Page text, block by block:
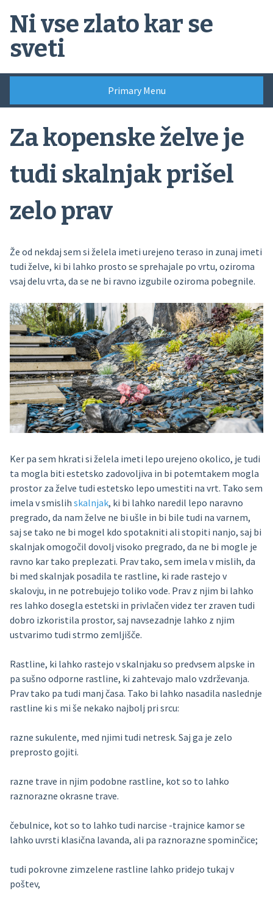
content
Ni vse zlato kar se
sveti
Primary Menu
Za kopenske želve je
tudi skalnjak prišel
zelo prav
Že od nekdaj sem si želela imeti urejeno teraso in zunaj imeti
tudi želve, ki bi lahko prosto se sprehajale po vrtu, oziroma
vsaj delu vrta, da se ne bi ravno izgubile oziroma pobegnile.
Ker pa sem hkrati si želela imeti lepo urejeno okolico, je tudi
ta mogla biti estetsko zadovoljiva in bi potemtakem mogla
prostor za želve tudi estetsko lepo umestiti na vrt. Tako sem
imela v smislih skalnjak, ki bi lahko naredil lepo naravno
pregrado, da nam želve ne bi ušle in bi bile tudi na varnem,
saj se tako ne bi mogel kdo spotakniti ali stopiti nanjo, saj bi
skalnjak omogočil dovolj visoko pregrado, da ne bi mogle je
ravno kar tako preplezati. Prav tako, sem imela v mislih, da
bi med skalnjak posadila te rastline, ki rade rastejo v
skalovju, in ne potrebujejo toliko vode. Prav z njim bi lahko
res lahko dosegla estetski in privlačen videz ter zraven tudi
dobro izkoristila prostor, saj navsezadnje lahko z njim
ustvarimo tudi strmo zemljišče.
Rastline, ki lahko rastejo v skalnjaku so predvsem alpske in
pa sušno odporne rastline, ki zahtevajo malo vzdrževanja.
Prav tako pa tudi manj časa. Tako bi lahko nasadila naslednje
rastline ki s mi še nekako najbolj pri srcu:
razne sukulente, med njimi tudi netresk. Saj ga je zelo
preprosto gojiti.
razne trave in njim podobne rastline, kot so to lahko
raznorazne okrasne trave.
čebulnice, kot so to lahko tudi narcise -trajnice kamor se
lahko uvrsti klasična lavanda, ali pa raznorazne spominčice;
tudi pokrovne zimzelene rastline lahko pridejo tukaj v
poštev,